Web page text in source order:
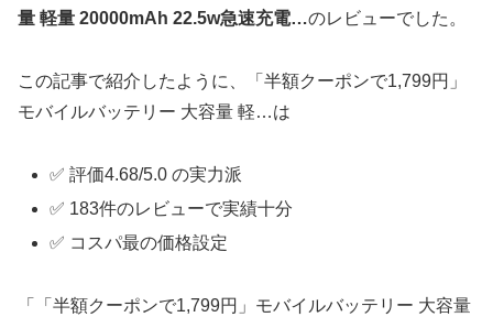
量 軽量 20000mAh 22.5w急速充電…のレビューでした。
この記事で紹介したように、「半額クーポンで1,799円」
モバイルバッテリー 大容量 軽…は
✅ 評価4.68/5.0 の実力派
✅ 183件のレビューで実績十分
✅ コスパ最の価格設定
「「半額クーポンで1,799円」モバイルバッテリー 大容量